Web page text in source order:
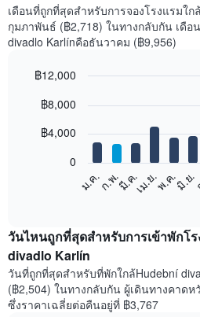
เดือนที่ถูกที่สุดสำหรับการจองโรงแรมใก
กุมภาพันธ์ (฿2,718) ในทางกลับกัน เดื
divadlo Karlínคือธันวาคม (฿9,956)
chart
แสดง
ราคา
เฉลี่ย
ของ
ห้อง
พัก
graphic.
ม.ค.ก.พ.มี.ค.เม.ย.พ.ค.มิ.ย.
0
฿4,000
฿8,000
฿12,000
วันไหนถูกที่สุดสำหรับการเข้าพักโ
divadlo Karlín
วันที่ถูกที่สุดสำหรับที่พักใกล้Hudební
(฿2,504) ในทางกลับกัน ผู้เดินทางคาด
ซึ่งราคาเฉลี่ยต่อคืนอยู่ที่ ฿3,767